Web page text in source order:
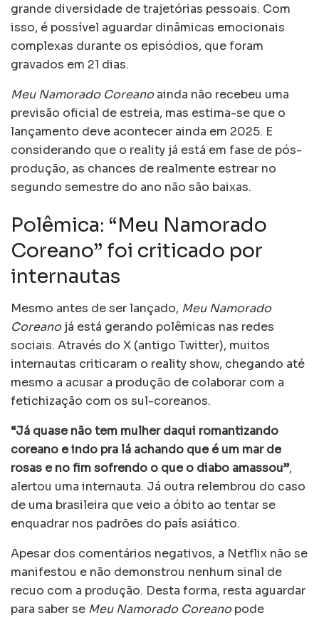
grande diversidade de trajetórias pessoais. Com
isso, é possível aguardar dinâmicas emocionais
complexas durante os episódios, que foram
gravados em 21 dias.
Meu Namorado Coreanoainda não recebeu uma
previsão oficial de estreia, mas estima-se que o
lançamento deve acontecer ainda em 2025. E
considerando que o reality já está em fase de pós-
produção, as chances de realmente estrear no
segundo semestre do ano não são baixas.
Polêmica: “Meu Namorado
Coreano” foi criticado por
internautas
Mesmo antes de ser lançado, Meu Namorado
Coreanojá está gerando polêmicas nas redes
sociais. Através do X (antigo Twitter), muitos
internautas criticaram o reality show, chegando até
mesmo a acusar a produção de colaborar com a
fetichização com os sul-coreanos.
“Já quase não tem mulher daqui romantizando
coreano e indo pra lá achando que é um mar de
rosas e no fim sofrendo o que o diabo amassou”,
alertou uma internauta. Já outra relembrou do caso
de uma brasileira que veio a óbito ao tentar se
enquadrar nos padrões do país asiático.
Apesar dos comentários negativos, a Netflix não se
manifestou e não demonstrou nenhum sinal de
recuo com a produção. Desta forma, resta aguardar
para saber se Meu Namorado Coreanopode